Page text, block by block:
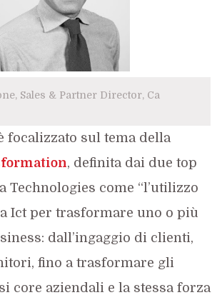
Sales & Partner Director, Ca
focalizzato sul tema della
, definita dai due top
Technologies come “l’utilizzo
Ict per trasformare uno o più
dall’ingaggio di clienti,
fino a trasformare gli
core aziendali e la stessa forza